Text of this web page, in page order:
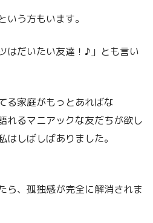
う方もいます。
はだいたい友達！♪」とも言い
る家庭がもっとあればな
れるマニアックな友だちが欲し
はしばしばありました。
ら、孤独感が完全に解消されま